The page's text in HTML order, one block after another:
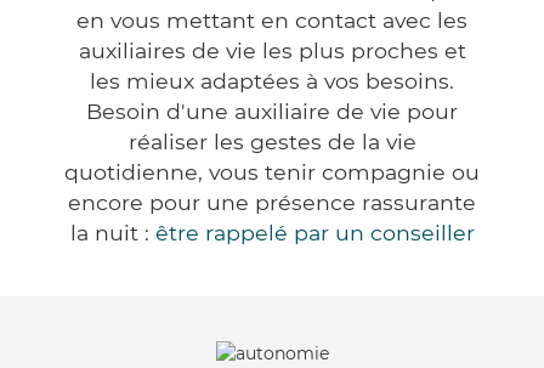
en vous mettant en contact avec les
auxiliaires de vie les plus proches et
les mieux adaptées à vos besoins.
Besoin d'une auxiliaire de vie pour
réaliser les gestes de la vie
quotidienne, vous tenir compagnie ou
encore pour une présence rassurante
la nuit : être rappelé par un conseiller